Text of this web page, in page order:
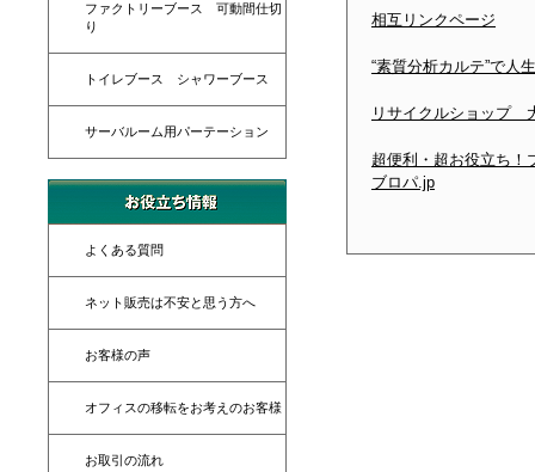
ファクトリーブース 可動間仕切
り
トイレブース シャワーブース
サーバルーム用パーテーション
よくある質問
ネット販売は不安と思う方へ
お客様の声
オフィスの移転をお考えのお客様
お取引の流れ
相互リンクページ
“素質分析カルテ”で人
リサイクルショップ
超便利・超お役立ち！
ブロパ.jp